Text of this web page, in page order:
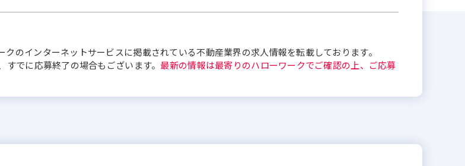
のインターネットサービスに掲載されている不動産業界の求人情報を転載しております。
でに応募終了の場合もございます。 最新の情報は最寄りのハローワークでご確認の上、ご応募